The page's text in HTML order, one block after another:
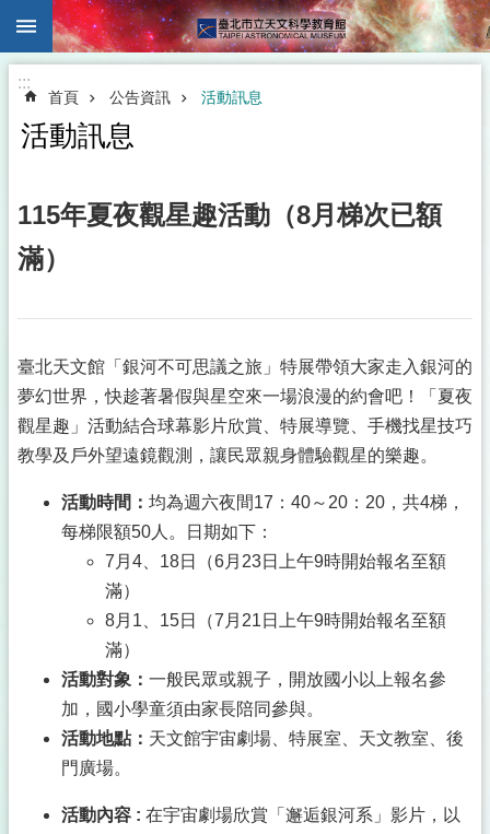
跳到主要內容區塊
:::
首頁 公告資訊 活動訊息
活動訊息
115年夏夜觀星趣活動（8月梯次已額
滿）
臺北天文館「銀河不可思議之旅」特展帶領大家走入銀河的
夢幻世界，快趁著暑假與星空來一場浪漫的約會吧！「夏夜
觀星趣」活動結合球幕影片欣賞、特展導覽、手機找星技巧
教學及戶外望遠鏡觀測，讓民眾親身體驗觀星的樂趣。
活動時間： 均為週六夜間17：40～20：20，共4梯，
每梯限額50人。日期如下：
7月4、18日（6月23日上午9時開始報名至額
滿）
8月1、15日（7月21日上午9時開始報名至額
滿）
活動對象： 一般民眾或親子，開放國小以上報名參
加，國小學童須由家長陪同參與。
活動地點： 天文館宇宙劇場、特展室、天文教室、後
門廣場。
活動內容 : 在宇宙劇場欣賞「邂逅銀河系」影片，以